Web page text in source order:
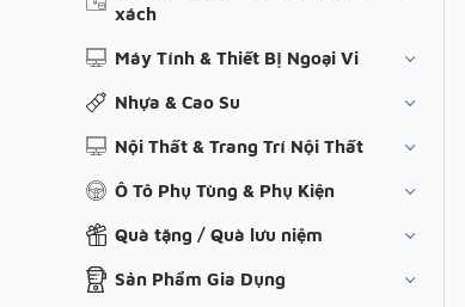
xách
Máy Tính & Thiết Bị Ngoại Vi
Nhựa & Cao Su
Nội Thất & Trang Trí Nội Thất
Ô Tô Phụ Tùng & Phụ Kiện
Quà tặng / Quà lưu niệm
Sản Phẩm Gia Dụng